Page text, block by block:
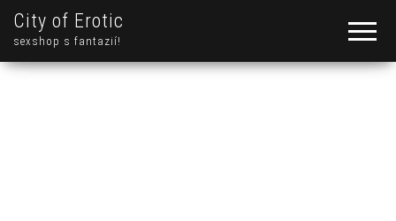
City of Erotic
sexshop s fantazií!